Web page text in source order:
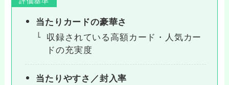
当たりカードの豪華さ
収録されている高額カード・人気カー
ドの充実度
当たりやすさ／封入率